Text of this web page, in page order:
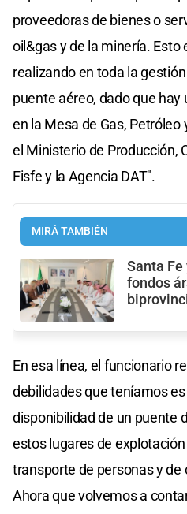
proveedoras de bienes o
oil&gas y de la minería. Esto
realizando en toda la
puente aéreo, dado que
en la Mesa de Gas,
el Ministerio de Producción,
Fisfe y la Agencia DAT".
MIRÁ TAMBIÉN
Santa
fondos
En esa línea, el funcionario
debilidades que teníamos
disponibilidad de un puente
estos lugares de
transporte de personas y de
Ahora que volvemos a